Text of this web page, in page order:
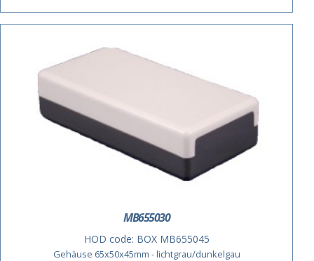
MB655030
HOD code: BOX MB655045
Gehäuse 65x50x45mm - lichtgrau/dunkelgau